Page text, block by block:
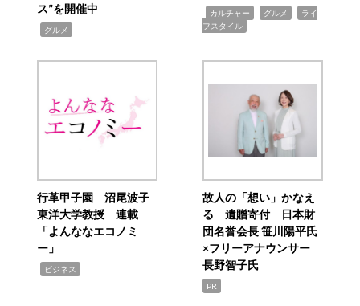
ス”を開催中
グルメ
カルチャー グルメ
ライ
フスタイル
行革甲子園 沼尾波子
東洋大学教授 連載
「よんななエコノミ
ー」
ビジネス
故人の「想い」かなえ
る 遺贈寄付 日本財
団名誉会長 笹川陽平氏
×フリーアナウンサー
長野智子氏
PR